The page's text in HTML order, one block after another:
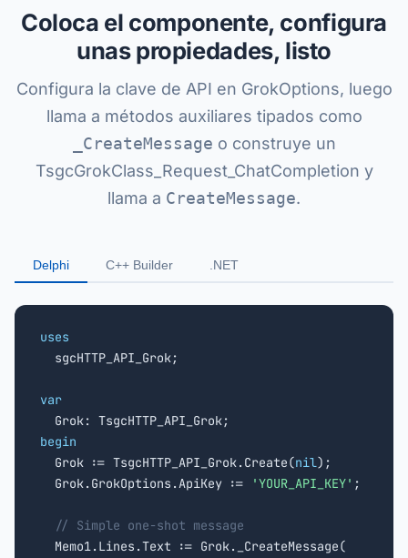
Coloca el componente, configura
unas propiedades, listo
Configura la clave de API en GrokOptions, luego
llama a métodos auxiliares tipados como
_CreateMessage o construye un
TsgcGrokClass_Request_ChatCompletion y
llama a CreateMessage.
Delphi C++ Builder .NET
uses
sgcHTTP_API_Grok;
var
begin
Grok := TsgcHTTP_API_Grok.Create(nil);
  Grok.GrokOptions.ApiKey :=
'YOUR_API_KEY' ;
// Simple one-shot message
  Memo1.Lines.Text := Grok._CreateMessage(